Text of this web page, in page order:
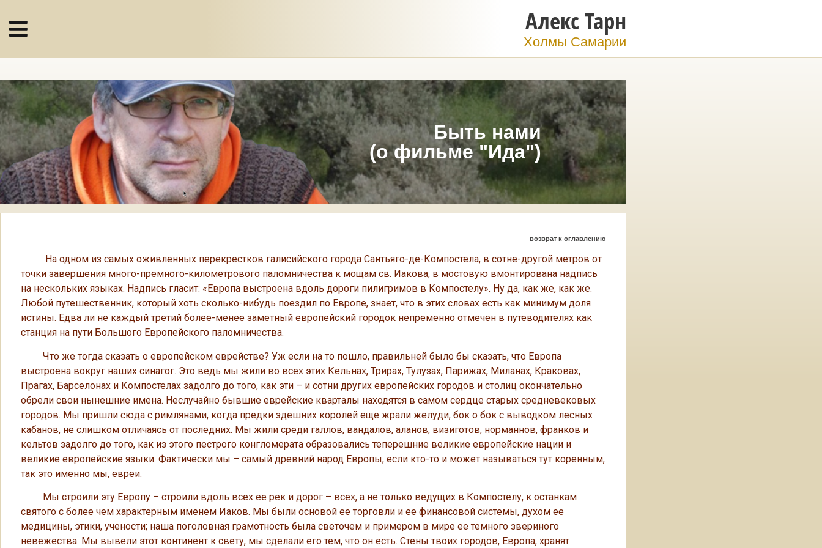
Алекс Тарн
Холмы Самарии
Быть нами
(о фильме "Ида")
возврат к оглавлению
На одном из самых оживленных перекрестков галисийского города Сантьяго-де-Компостела, в сотне-другой метров от
точки завершения много-премного-километрового паломничества к мощам св. Иакова, в мостовую вмонтирована надпись
на нескольких языках. Надпись гласит: «Европа выстроена вдоль дороги пилигримов в Компостелу». Ну да, как же, как же.
Любой путешественник, который хоть сколько-нибудь поездил по Европе, знает, что в этих словах есть как минимум доля
истины. Едва ли не каждый третий более-менее заметный европейский городок непременно отмечен в путеводителях как
станция на пути Большого Европейского паломничества.
Что же тогда сказать о европейском еврействе? Уж если на то пошло, правильней было бы сказать, что Европа
выстроена вокруг наших синагог. Это ведь мы жили во всех этих Кельнах, Трирах, Тулузах, Парижах, Миланах, Краковах,
Прагах, Барселонах и Компостелах задолго до того, как эти – и сотни других европейских городов и столиц окончательно
обрели свои нынешние имена. Неслучайно бывшие еврейские кварталы находятся в самом сердце старых средневековых
городов. Мы пришли сюда с римлянами, когда предки здешних королей еще жрали желуди, бок о бок с выводком лесных
кабанов, не слишком отличаясь от последних. Мы жили среди галлов, вандалов, аланов, визиготов, норманнов, франков и
кельтов задолго до того, как из этого пестрого конгломерата образовались теперешние великие европейские нации и
великие европейские языки. Фактически мы – самый древний народ Европы; если кто-то и может называться тут коренным,
так это именно мы, евреи.
Мы строили эту Европу – строили вдоль всех ее рек и дорог – всех, а не только ведущих в Компостелу, к останкам
святого с более чем характерным именем Иаков. Мы были основой ее торговли и ее финансовой системы, духом ее
медицины, этики, учености; наша поголовная грамотность была светочем и примером в мире ее темного звериного
невежества. Мы вывели этот континент к свету, мы сделали его тем, что он есть. Стены твоих городов, Европа, хранят